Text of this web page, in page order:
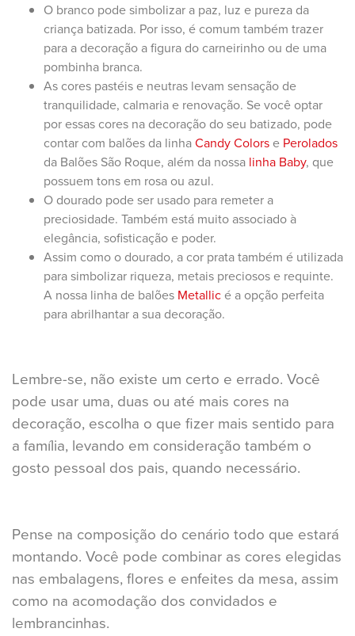
O branco pode simbolizar a paz, luz e pureza da
criança batizada. Por isso, é comum também trazer
para a decoração a figura do carneirinho ou de uma
pombinha branca.
As cores pastéis e neutras levam sensação de
tranquilidade, calmaria e renovação. Se você optar
por essas cores na decoração do seu batizado, pode
contar com balões da linhaCandy Colorse Perolados
da Balões São Roque, além da nossa linha Baby, que
possuem tons em rosa ou azul.
O dourado pode ser usado para remeter a
preciosidade. Também está muito associado à
elegância, sofisticação e poder.
Assim como o dourado, a cor prata também é utilizada
para simbolizar riqueza, metais preciosos e requinte.
A nossa linha de balões Metallicé a opção perfeita
para abrilhantar a sua decoração.
Lembre-se, não existe um certo e errado. Você
pode usar uma, duas ou até mais cores na
decoração, escolha o que fizer mais sentido para
a família, levando em consideração também o
gosto pessoal dos pais, quando necessário.
Pense na composição do cenário todo que estará
montando. Você pode combinar as cores elegidas
nas embalagens, flores e enfeites da mesa, assim
como na acomodação dos convidados e
lembrancinhas.